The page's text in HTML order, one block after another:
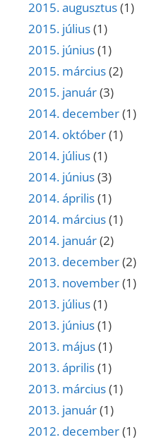
2015. augusztus(1)
2015. július(1)
2015. június(1)
2015. március(2)
2015. január(3)
2014. december(1)
2014. október(1)
2014. július(1)
2014. június(3)
2014. április(1)
2014. március(1)
2014. január(2)
2013. december(2)
2013. november(1)
2013. július(1)
2013. június(1)
2013. május(1)
2013. április(1)
2013. március(1)
2013. január(1)
2012. december(1)